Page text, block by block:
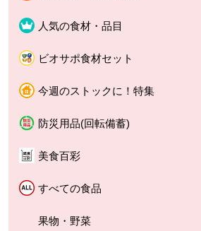
人気の食材・品目
ビオサポ食材セット
今週のストックに！特集
防災用品(回転備蓄)
美食百彩
すべての食品
果物・野菜